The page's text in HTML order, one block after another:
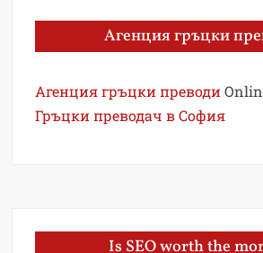
Агенция гръцки
Агенция гръцки преводи
Гръцки преводач в София
Is SEO worth the